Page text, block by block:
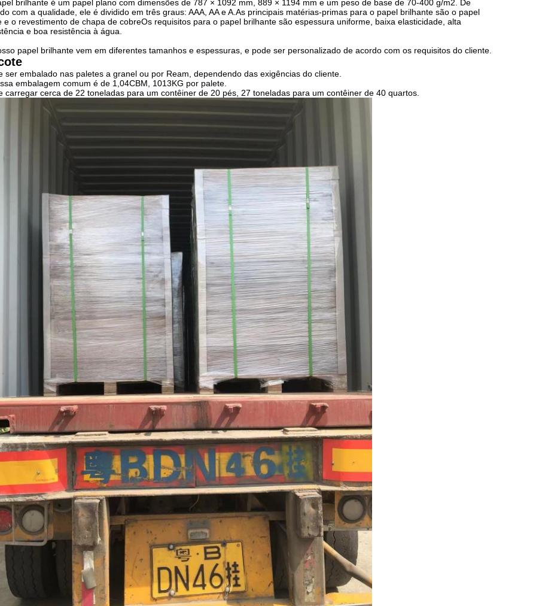
brilhante é um papel plano com dimensões de 787 × 1092 mm, 889 × 1194 mm e um peso de base de 70-400 g/m2. De
com a qualidade, ele é dividido em três graus: AAA, AA e A.As principais matérias-primas para o papel brilhante são o papel
e o revestimento de chapa de cobreOs requisitos para o papel brilhante são espessura uniforme, baixa elasticidade, alta
e boa resistência à água.
papel brilhante vem em diferentes tamanhos e espessuras, e pode ser personalizado de acordo com os requisitos do cliente.
ser embalado nas paletes a granel ou por Ream, dependendo das exigências do cliente.
embalagem comum é de 1,04CBM, 1013KG por palete.
carregar cerca de 22 toneladas para um contêiner de 20 pés, 27 toneladas para um contêiner de 40 quartos.